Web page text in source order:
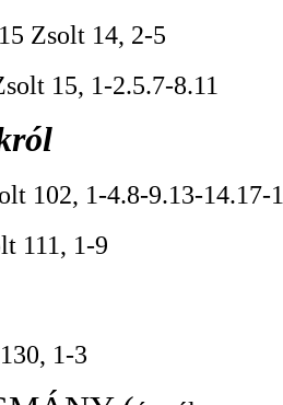
Zsolt 14, 2-5
15, 1-2.5.7-8.11
102, 1-4.8-9.13-14.17-
111, 1-9
1-3